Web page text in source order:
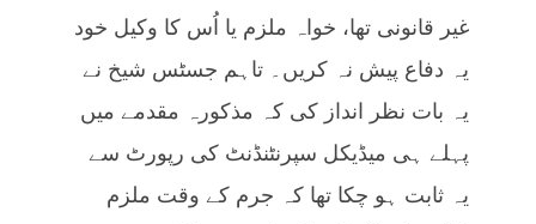
غیر قانونی تھا، خواہ ملزم یا اُس کا وکیل خود
یہ دفاع پیش نہ کریں۔ تاہم جسٹس شیخ نے
یہ بات نظر انداز کی کہ مذکورہ مقدمے میں
پہلے ہی میڈیکل سپرنٹنڈنٹ کی رپورٹ سے
یہ ثابت ہو چکا تھا کہ جرم کے وقت ملزم